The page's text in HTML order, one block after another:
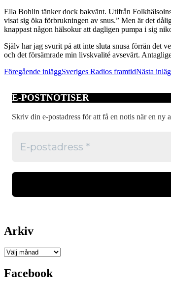
Ella Bohlin tänker dock bakvänt. Utifrån
visat sig öka förbrukningen av snus.” Men är det
knappast någon hälsokur att dagligen pumpa i sig
Själv har jag svurit på att inte sluta snusa förrän det
och det försämrade min livskvalité avsevärt.
Inläggsnavigering
Föregående inläggSveriges Radios framtidNästa
E-POSTNOTISER
Skriv din e-postadress för att få en notis när en ny
Arkiv
Arkiv
Facebook